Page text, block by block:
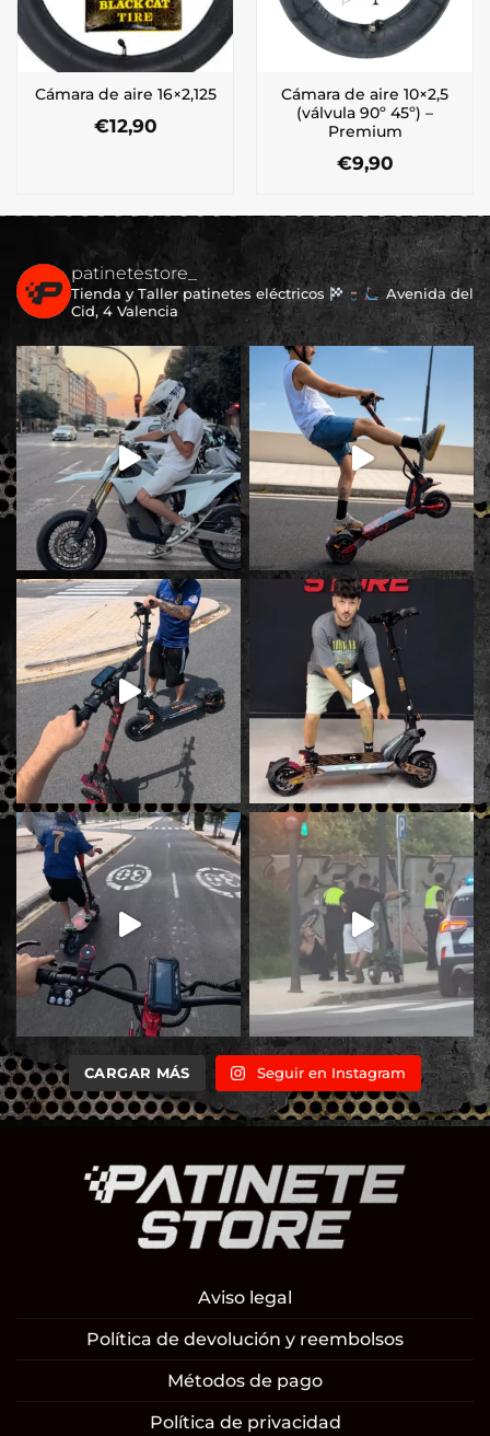
Cámara de aire 16×2,125
€12,90
Cámara de aire 10×2,5
(válvula 90º 45º) –
Premium
€9,90
patinetestore_
Tienda y Taller patinetes eléctricos
Avenida del
Cid, 4 Valencia
CARGAR MÁS Seguir en Instagram
Aviso legal
Política de devolución y reembolsos
Métodos de pago
Política de privacidad